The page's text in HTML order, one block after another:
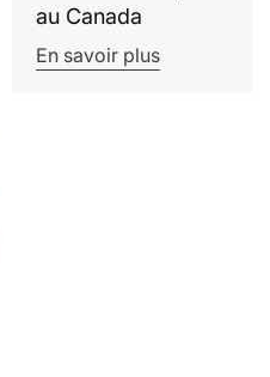
au Canada
En savoir plus